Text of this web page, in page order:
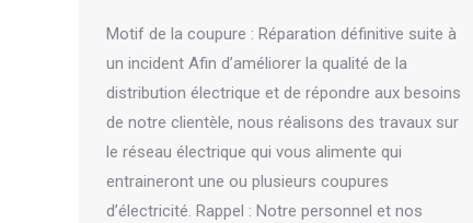
­­­Motif de la coupure : Réparation définitive suite à
un incident Afin d’améliorer la qualité de la
distribution électrique et de répondre aux besoins
de notre clientèle, nous réalisons des travaux sur
le réseau électrique qui vous alimente qui
entraineront une ou plusieurs coupures
d’électricité. Rappel : Notre personnel et nos